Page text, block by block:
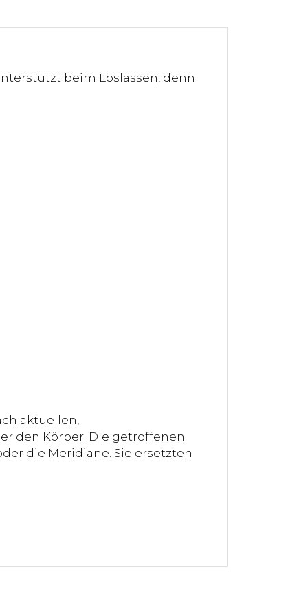
beim Loslassen, denn
aktuellen,
den Körper. Die getroffenen
die Meridiane. Sie ersetzten